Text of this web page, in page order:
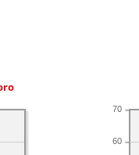
60
70